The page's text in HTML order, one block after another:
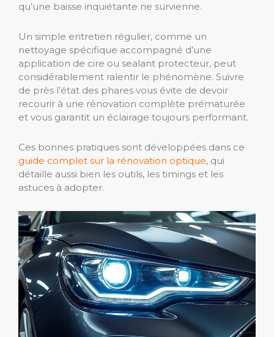
qu’une baisse inquiétante ne survienne.
Un simple entretien régulier, comme un
nettoyage spécifique accompagné d’une
application de cire ou sealant protecteur, peut
considérablement ralentir le phénomène. Suivre
de près l’état des phares vous évite de devoir
recourir à une rénovation complète prématurée
et vous garantit un éclairage toujours performant.
Ces bonnes pratiques sont développées dans ce
guide complet sur la rénovation optique, qui
détaille aussi bien les outils, les timings et les
astuces à adopter.